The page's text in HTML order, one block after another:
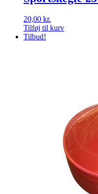
20,00 kr.
Tilføj til kurv
Tilbud!